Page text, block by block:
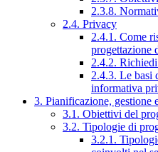
2.3.8.
2.4. Privacy
2.4.1. Come
progettazione
2.4.2.
2.4.3. Le basi
informativa
3. Pianificazione, gestione
3.1. Obiettivi del
3.2. Tipologie di
3.2.1.